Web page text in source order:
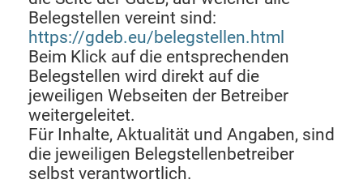
Belegstellen vereint sind:
https://gdeb.eu/belegstellen.html
Beim Klick auf die entsprechenden
Belegstellen wird direkt auf die
jeweiligen Webseiten der Betreiber
weitergeleitet.
Für Inhalte, Aktualität und Angaben, sind
die jeweiligen Belegstellenbetreiber
selbst verantwortlich.